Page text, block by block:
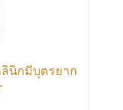
นิกมีบุตรยาก